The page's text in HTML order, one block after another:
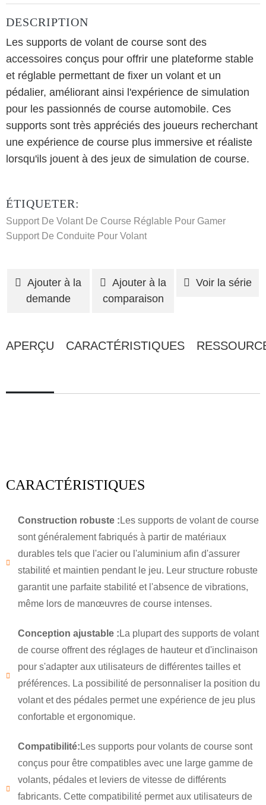
DESCRIPTION
Les supports de volant de course sont des
accessoires conçus pour offrir une plateforme stable
et réglable permettant de fixer un volant et un
pédalier, améliorant ainsi l'expérience de simulation
pour les passionnés de course automobile. Ces
supports sont très appréciés des joueurs recherchant
une expérience de course plus immersive et réaliste
lorsqu'ils jouent à des jeux de simulation de course.
ÉTIQUETER:
Support De Volant De Course Réglable Pour Gamer
Support De Conduite Pour Volant
Ajouter à la
demande
Ajouter à la
comparaison
Voir la série
APERÇU CARACTÉRISTIQUES
CARACTÉRISTIQUES
Construction robuste : Les supports de volant de course
sont généralement fabriqués à partir de matériaux
durables tels que l'acier ou l'aluminium afin d'assurer
stabilité et maintien pendant le jeu. Leur structure robuste
garantit une parfaite stabilité et l'absence de vibrations,
même lors de manœuvres de course intenses.
Conception ajustable : La plupart des supports de volant
de course offrent des réglages de hauteur et d'inclinaison
pour s'adapter aux utilisateurs de différentes tailles et
préférences. La possibilité de personnaliser la position du
volant et des pédales permet une expérience de jeu plus
confortable et ergonomique.
Compatibilité: Les supports pour volants de course sont
conçus pour être compatibles avec une large gamme de
volants, pédales et leviers de vitesse de différents
fabricants. Cette compatibilité permet aux utilisateurs de
×
SOUMETTRE UNE DEMANDE